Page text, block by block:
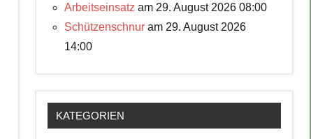
Arbeitseinsatz am 29. August 2026 08:00
Schützenschnur am 29. August 2026
14:00
KATEGORIEN